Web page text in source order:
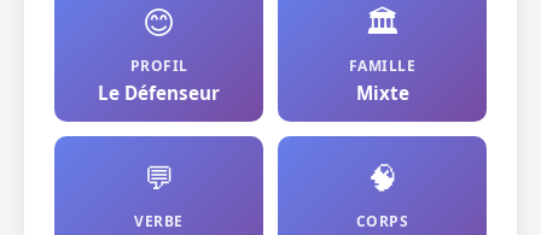
😊
PROFIL
Le Défenseur
🏛️
FAMILLE
Mixte
💬
VERBE
🧠
CORPS